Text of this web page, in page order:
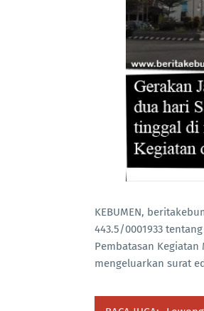
KEBUMEN,
443.5/0001933
Pembatasan Kegiatan
mengeluarkan surat